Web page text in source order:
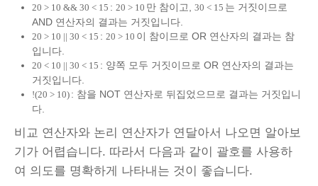
20 > 10 && 30 < 15 : 20 > 10 만 참이고, 30 < 15 는 거짓이므로
AND 연산자의 결과는 거짓입니다.
20 > 10 || 30 < 15 : 20 > 10 이 참이므로 OR 연산자의 결과는 참
입니다.
20 < 10 || 30 < 15 : 양쪽 모두 거짓이므로 OR 연산자의 결과는
거짓입니다.
!(20 > 10) : 참을 NOT 연산자로 뒤집었으므로 결과는 거짓입니
다.
비교 연산자와 논리 연산자가 연달아서 나오면 알아보
기가 어렵습니다. 따라서 다음과 같이 괄호를 사용하
여 의도를 명확하게 나타내는 것이 좋습니다.